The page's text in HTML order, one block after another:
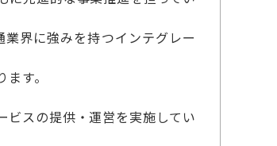
界に強みを持つインテグレー
す。
ビスの提供・運営を実施してい